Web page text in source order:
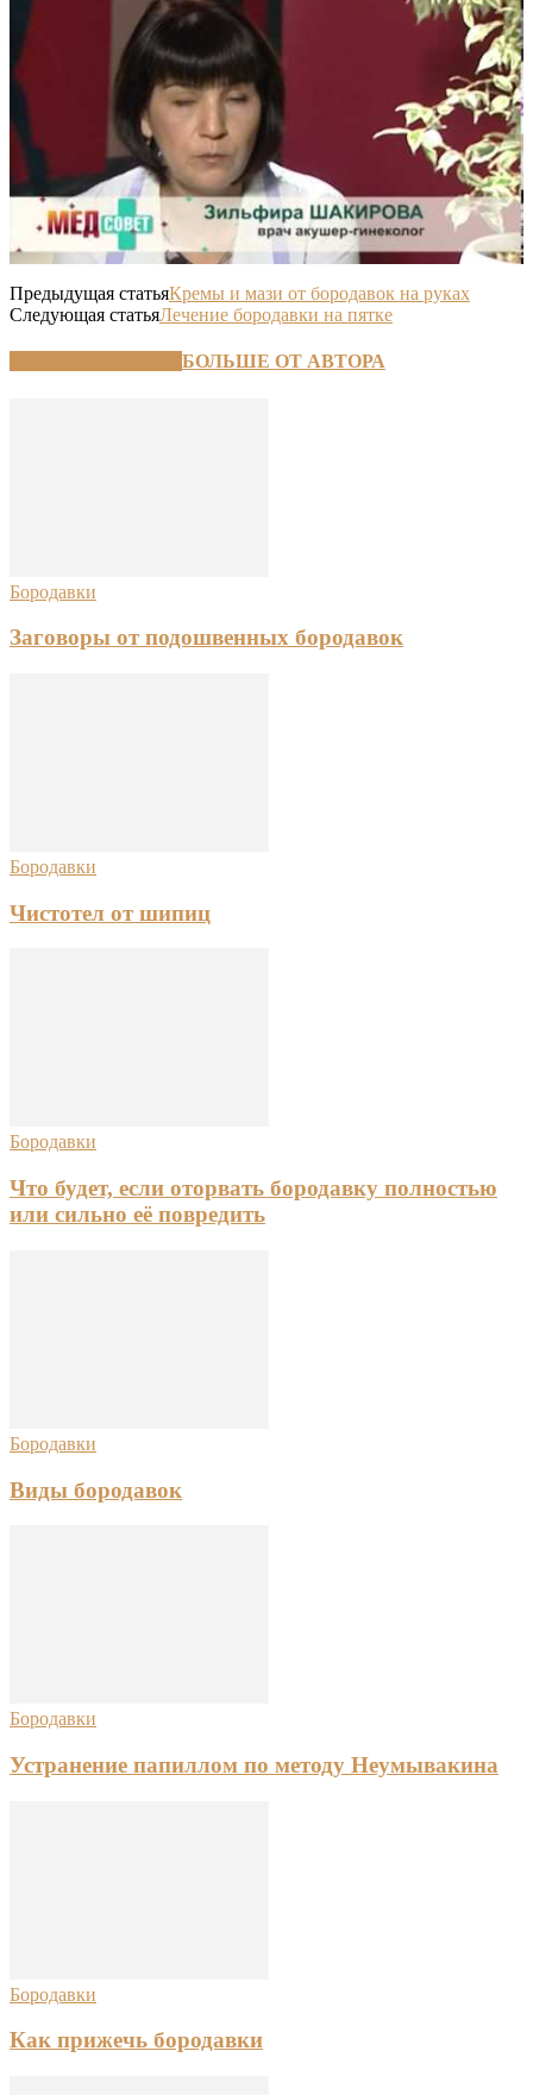
Предыдущая статьяКремы и мази от бородавок на руках
Следующая статьяЛечение бородавки на пятке
БОЛЬШЕ ОТ АВТОРА
Бородавки
Заговоры от подошвенных бородавок
Бородавки
Чистотел от шипиц
Бородавки
Что будет, если оторвать бородавку полностью
или сильно её повредить
Бородавки
Виды бородавок
Бородавки
Устранение папиллом по методу Неумывакина
Бородавки
Как прижечь бородавки